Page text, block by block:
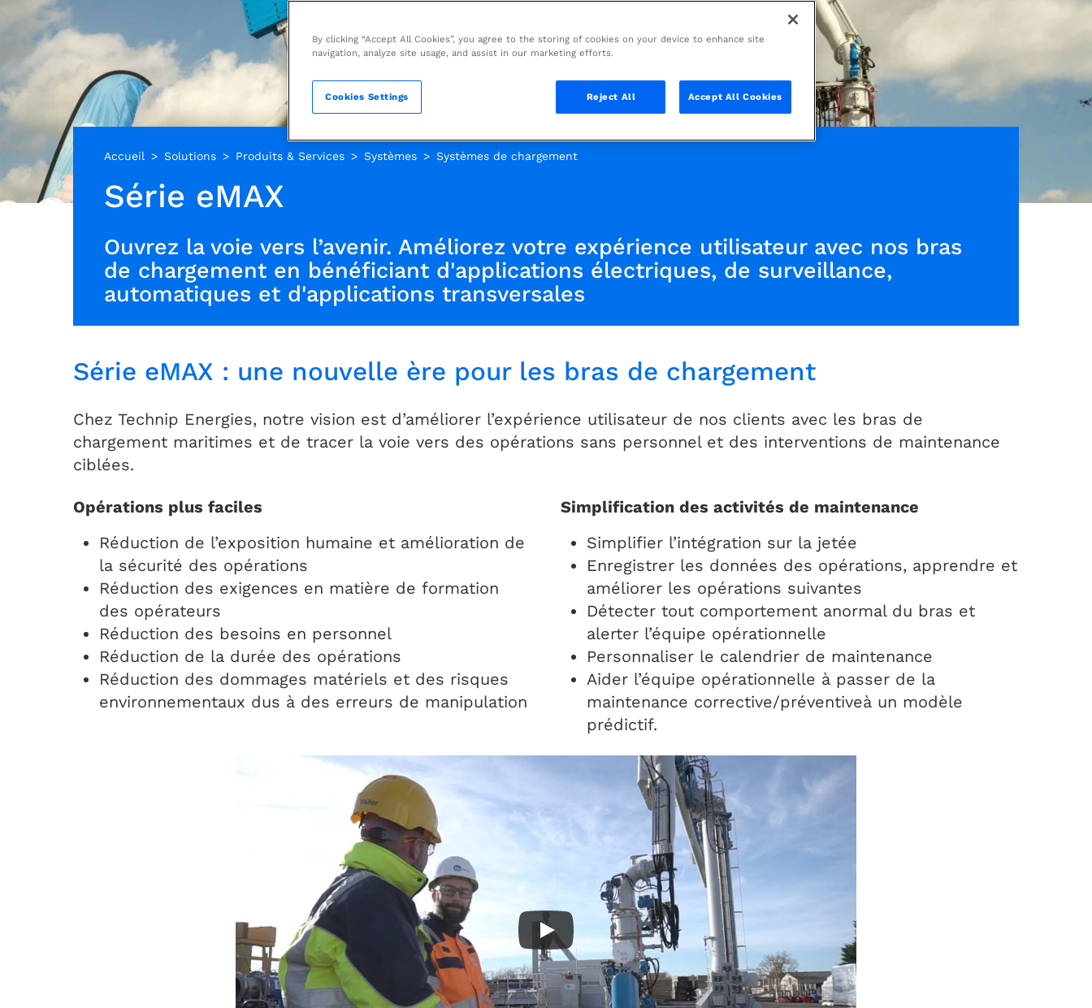
Accueil Solutions Produits & Services​ Systèmes Systèmes de chargement
Série eMAX
Ouvrez la voie vers l’avenir. Améliorez votre expérience utilisateur avec nos bras
de chargement en bénéficiant d'applications électriques, de surveillance,
automatiques et d'applications transversales
Série eMAX : une nouvelle ère pour les bras de chargement
Chez Technip Energies, notre vision est d’améliorer l’expérience utilisateur de nos clients avec les bras de
chargement maritimes et de tracer la voie vers des opérations sans personnel et des interventions de maintenance
ciblées.
Opérations plus faciles
Réduction de l’exposition humaine et amélioration de
la sécurité des opérations
Réduction des exigences en matière de formation
des opérateurs
Réduction des besoins en personnel
Réduction de la durée des opérations
Réduction des dommages matériels et des risques
environnementaux dus à des erreurs de manipulation
Simplification des activités de maintenance
Simplifier l’intégration sur la jetée
Enregistrer les données des opérations, apprendre et
améliorer les opérations suivantes
Détecter tout comportement anormal du bras et
alerter l’équipe opérationnelle
Personnaliser le calendrier de maintenance
Aider l’équipe opérationnelle à passer de la
maintenance corrective/préventiveà un modèle
prédictif.
By clicking “Accept All Cookies”, you agree to the storing of cookies on your device to enhance site
navigation, analyze site usage, and assist in our marketing efforts.
Reject All Accept All Cookies
Cookies Settings